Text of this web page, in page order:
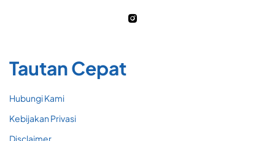
Tautan Cepat
Hubungi Kami
Kebijakan Privasi
Disclaimer